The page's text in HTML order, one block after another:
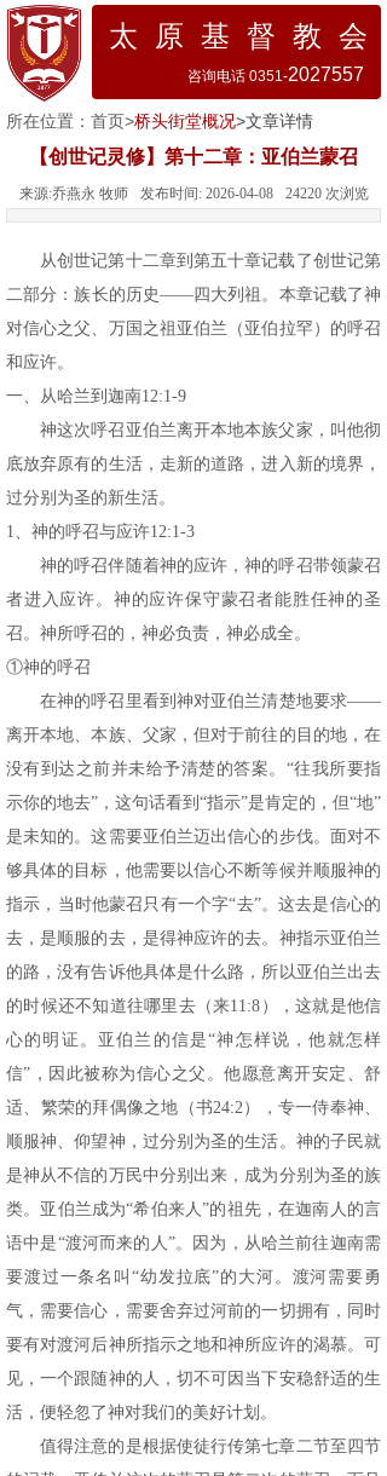
太 原 基 督 教 会
咨询电话 0351-2027557
所在位置： 首页>桥头街堂概况>文章详情
【创世记灵修】第十二章：亚伯兰蒙召
来源:乔燕永 牧师 发布时间: 2026-04-08 24220 次浏览
从创世记第十二章到第五十章记载了创世记第
二部分：族长的历史——四大列祖。本章记载了神
对信心之父、万国之祖亚伯兰（亚伯拉罕）的呼召
和应许。
一、从哈兰到迦南12:1-9
神这次呼召亚伯兰离开本地本族父家，叫他彻
底放弃原有的生活，走新的道路，进入新的境界，
过分别为圣的新生活。
1、神的呼召与应许12:1-3
神的呼召伴随着神的应许，神的呼召带领蒙召
者进入应许。神的应许保守蒙召者能胜任神的圣
召。神所呼召的，神必负责，神必成全。
①神的呼召
在神的呼召里看到神对亚伯兰清楚地要求——
离开本地、本族、父家，但对于前往的目的地，在
没有到达之前并未给予清楚的答案。“往我所要指
示你的地去”，这句话看到“指示”是肯定的，但“地”
是未知的。这需要亚伯兰迈出信心的步伐。面对不
够具体的目标，他需要以信心不断等候并顺服神的
指示，当时他蒙召只有一个字“去”。这去是信心的
去，是顺服的去，是得神应许的去。神指示亚伯兰
的路，没有告诉他具体是什么路，所以亚伯兰出去
的时候还不知道往哪里去（来11:8），这就是他信
心的明证。亚伯兰的信是“神怎样说，他就怎样
信”，因此被称为信心之父。他愿意离开安定、舒
适、繁荣的拜偶像之地（书24:2），专一侍奉神、
顺服神、仰望神，过分别为圣的生活。神的子民就
是神从不信的万民中分别出来，成为分别为圣的族
类。亚伯兰成为“希伯来人”的祖先，在迦南人的言
语中是“渡河而来的人”。因为，从哈兰前往迦南需
要渡过一条名叫“幼发拉底”的大河。渡河需要勇
气，需要信心，需要舍弃过河前的一切拥有，同时
要有对渡河后神所指示之地和神所应许的渴慕。可
见，一个跟随神的人，切不可因当下安稳舒适的生
活，便轻忽了神对我们的美好计划。
值得注意的是根据使徒行传第七章二节至四节